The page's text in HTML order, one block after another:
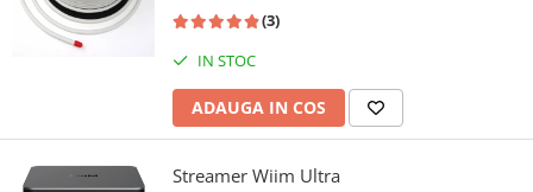
(3)
IN STOC
ADAUGA IN COS
Streamer Wiim Ultra